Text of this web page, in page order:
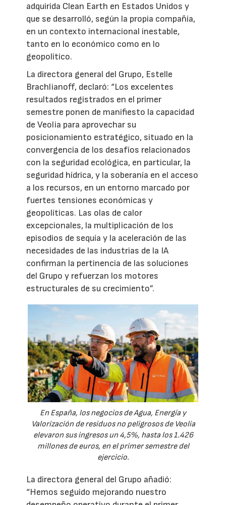
adquirida Clean Earth en Estados Unidos y
que se desarrolló, según la propia compañía,
en un contexto internacional inestable,
tanto en lo económico como en lo
geopolítico.
La directora general del Grupo, Estelle
Brachlianoff, declaró: “Los excelentes
resultados registrados en el primer
semestre ponen de manifiesto la capacidad
de Veolia para aprovechar su
posicionamiento estratégico, situado en la
convergencia de los desafíos relacionados
con la seguridad ecológica, en particular, la
seguridad hídrica, y la soberanía en el acceso
a los recursos, en un entorno marcado por
fuertes tensiones económicas y
geopolíticas. Las olas de calor
excepcionales, la multiplicación de los
episodios de sequía y la aceleración de las
necesidades de las industrias de la IA
confirman la pertinencia de las soluciones
del Grupo y refuerzan los motores
estructurales de su crecimiento”.
En España, los negocios de Agua, Energía y
Valorización de residuos no peligrosos de Veolia
elevaron sus ingresos un 4,5%, hasta los 1.426
millones de euros, en el primer semestre del
ejercicio.
La directora general del Grupo añadió:
“Hemos seguido mejorando nuestro